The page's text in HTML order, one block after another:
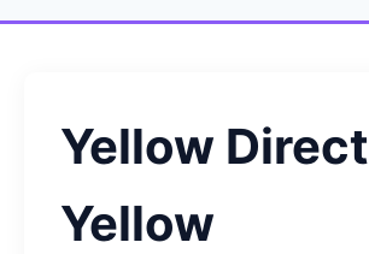
Yellow Direct
Yellow